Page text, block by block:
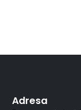
Adresa